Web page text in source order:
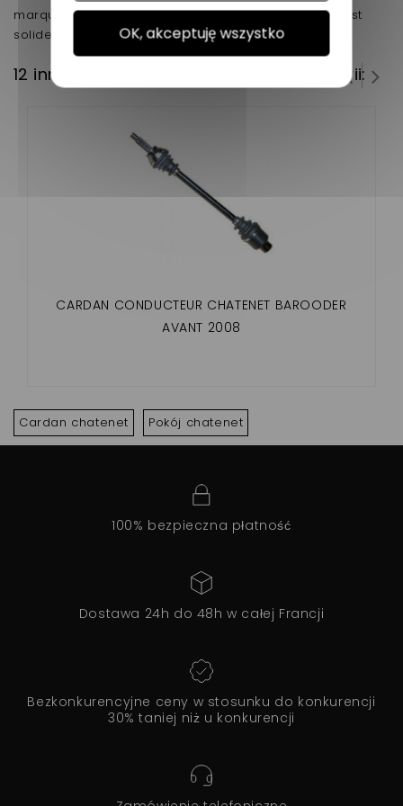
marque Chatenet, pour les années après 2008. il est
solide ainsi que son qualité prix.
12 innych produktów w tej samej kategorii:
CARDAN CONDUCTEUR CHATENET BAROODER
AVANT 2008
Cardan chatenet Pokój chatenet
100% bezpieczna płatność
Dostawa 24h do 48h w całej Francji
Bezkonkurencyjne ceny w stosunku do konkurencji
30% taniej niż u konkurencji
OK, akceptuję wszystko